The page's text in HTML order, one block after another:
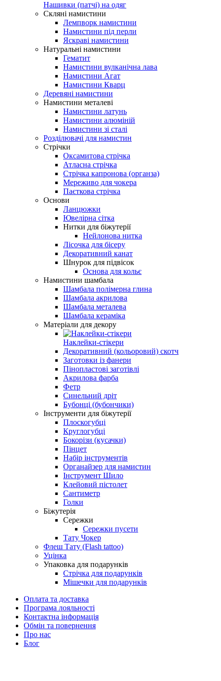
Нашивки (патчі) на одяг
Скляні намистини
Лемпворк намистини
Намистини під перли
Яскраві намистини
Натуральні намистини
Гематит
Намистини вулканічна лава
Намистини Агат
Намистини Кварц
Деревяні намистини
Намистини металеві
Намистини латунь
Намистини алюміній
Намистини зі сталі
Розділювачі для намистин
Стрічки
Оксамитова стрічка
Атласна стрічка
Стрічка капронова (органза)
Мереживо для чокера
Паєткова стрічка
Основи
Ланцюжки
Ювелірна сітка
Нитки для біжутерії
Нейлонова нитка
Лісочка для бісеру
Декоративний канат
Шнурок для підвісок
Основа для кольє
Намистини шамбала
Шамбала полімерна глина
Шамбала акрилова
Шамбала металева
Шамбала кераміка
Матеріали для декору
Наклейки-стікери
Декоративний (кольоровий) скотч
Заготовки із фанери
Пінопластові заготівлі
Акрилова фарба
Фетр
Синельний дріт
Бубонці (бубончики)
Інструменти для біжутерії
Плоскогубці
Круглогубці
Бокорізи (кусачки)
Пінцет
Набір інструментів
Органайзер для намистин
Інструмент Шило
Клейовий пістолет
Сантиметр
Голки
Біжутерія
Сережки
Сережки пусети
Тату Чокер
Флеш Тату (Flash tattoo)
Уцінка
Упаковка для подарунків
Стрічка для подарунків
Мішечки для подарунків
Оплата та доставка
Програма лояльності
Контактна інформація
Обмін та повернення
Про нас
Блог